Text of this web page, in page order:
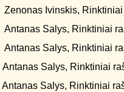
Zenonas Ivinskis,
Antanas Salys, Rinktiniai
Antanas Salys, Rinktiniai
Antanas Salys, Rinktiniai
Antanas Salys, Rinktiniai